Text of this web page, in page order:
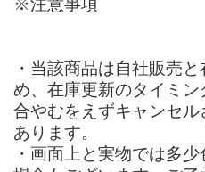
※注意事項
・当該商品は自社販売
め、在庫更新のタイミ
合やむをえずキャンセ
あります。
・画面上と実物では多